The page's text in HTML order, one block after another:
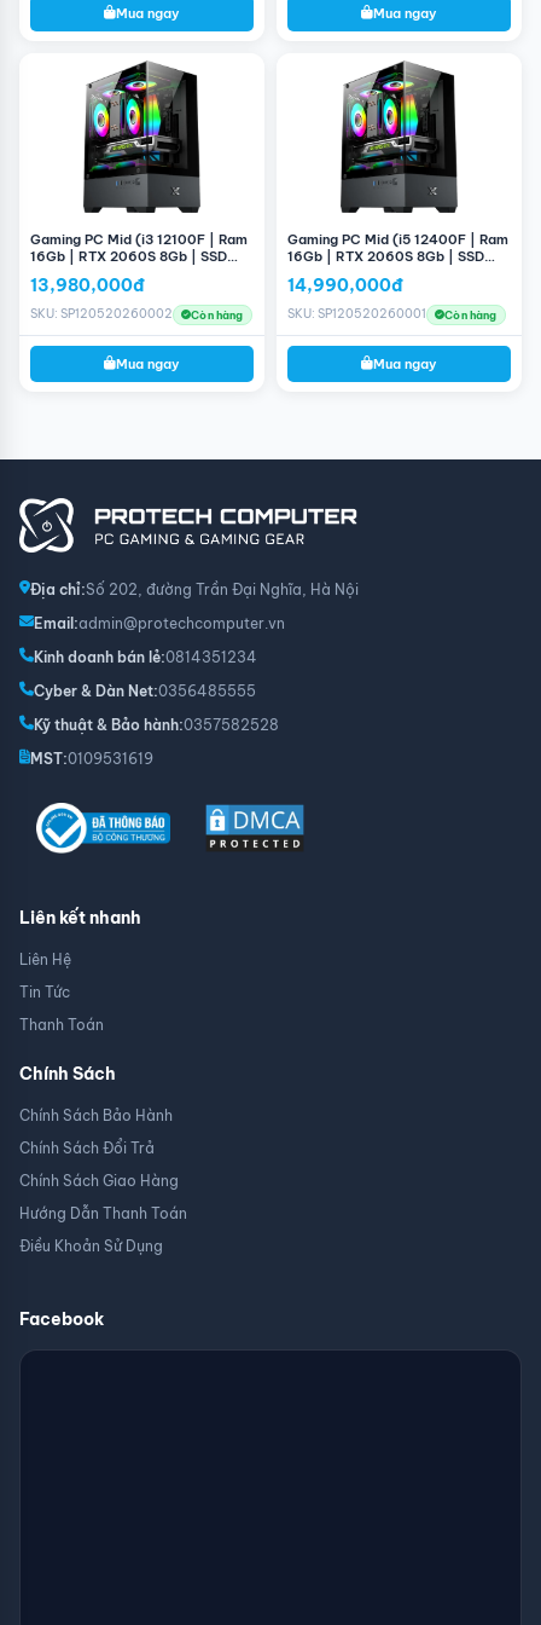
Mua ngay Mua ngay
Gaming PC Mid (i3 12100F | Ram
16Gb | RTX 2060S 8Gb | SSD
13,980,000đ
SKU: SP120520260002 Còn hàng
Mua ngay
Gaming PC Mid (i5 12400F | Ram
16Gb | RTX 2060S 8Gb | SSD
14,990,000đ
SKU: SP120520260001 Còn hàng
Mua ngay
Địa chỉ:Số 202, đường Trần Đại Nghĩa, Hà Nội
Email:admin@protechcomputer.vn
Kinh doanh bán lẻ:0814351234
Cyber & Dàn Net:0356485555
Kỹ thuật & Bảo hành:0357582528
MST:0109531619
Liên kết nhanh
Liên Hệ
Tin Tức
Thanh Toán
Chính Sách
Chính Sách Bảo Hành
Chính Sách Đổi Trả
Chính Sách Giao Hàng
Hướng Dẫn Thanh Toán
Điều Khoản Sử Dụng
Facebook